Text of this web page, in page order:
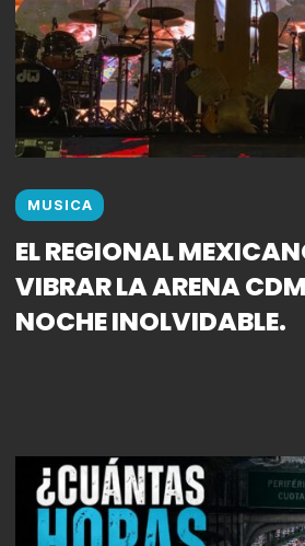
MUSICA
EL REGIONAL
VIBRAR LA ARENA
NOCHE INOLVIDABLE.